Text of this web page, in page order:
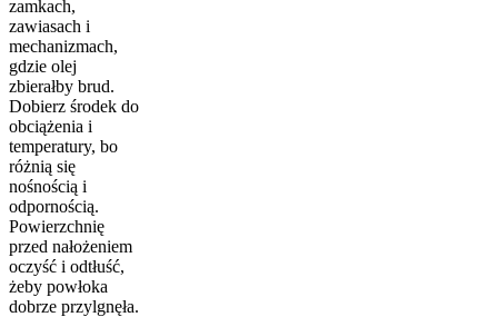
zamkach,
zawiasach i
mechanizmach,
gdzie olej
zbierałby brud.
Dobierz środek do
obciążenia i
temperatury, bo
różnią się
nośnością i
odpornością.
Powierzchnię
przed nałożeniem
oczyść i odtłuść,
żeby powłoka
dobrze przylgnęła.